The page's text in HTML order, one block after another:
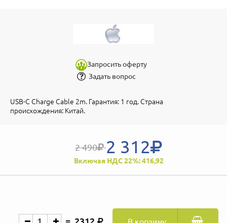
Запросить оферту
Задать вопрос
USB-C Charge Cable 2m. Гарантия: 1 год. Страна
происхождения: Китай.
2 490 2 312
Включая НДС 22%: 416,92